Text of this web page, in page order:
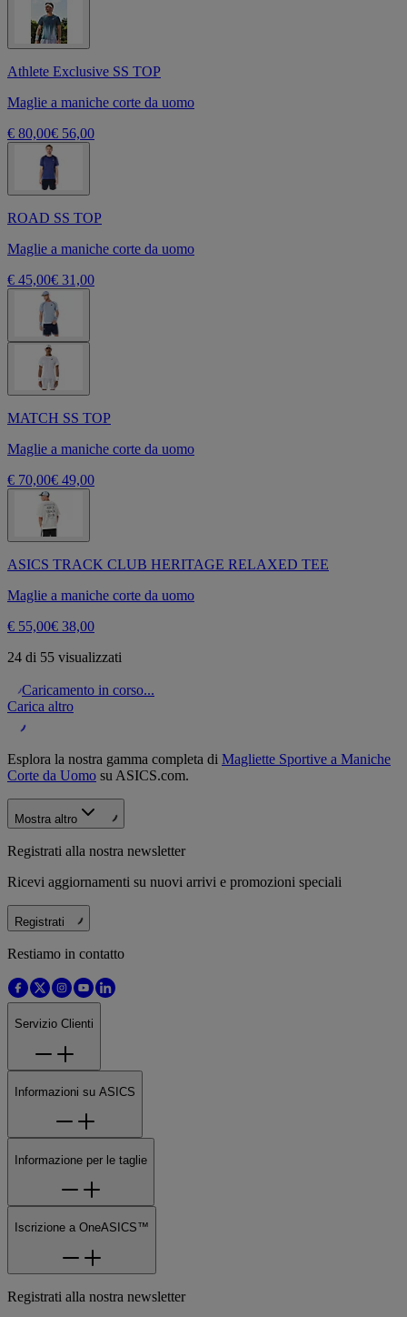
Athlete Exclusive SS TOP
Maglie a maniche corte da uomo
€ 80,00€ 56,00
ROAD SS TOP
Maglie a maniche corte da uomo
€ 45,00€ 31,00
MATCH SS TOP
Maglie a maniche corte da uomo
€ 70,00€ 49,00
ASICS TRACK CLUB HERITAGE RELAXED TEE
Maglie a maniche corte da uomo
€ 55,00€ 38,00
24 di 55 visualizzati
Caricamento in corso...
Carica altro
Esplora la nostra gamma completa di Magliette Sportive a Maniche
Corte da Uomo su ASICS.com.
Mostra altro
Registrati alla nostra newsletter
Ricevi aggiornamenti su nuovi arrivi e promozioni speciali
Registrati
Restiamo in contatto
Servizio Clienti
Informazioni su ASICS
Informazione per le taglie
Iscrizione a OneASICS™
Registrati alla nostra newsletter